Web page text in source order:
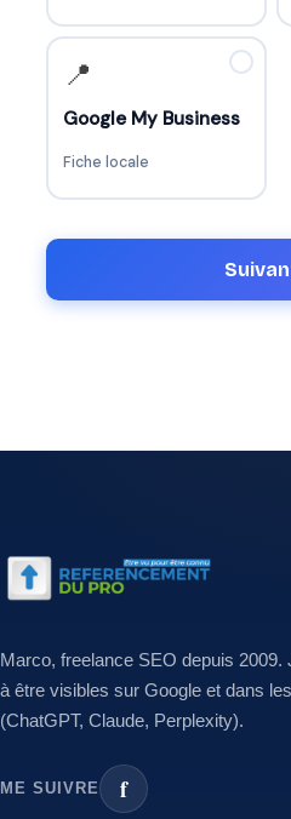
📍
Google My Business
Fiche locale
Marco, freelance SEO depuis 2009.
à être visibles sur Google et dans
(ChatGPT, Claude, Perplexity).
ME SUIVRE f